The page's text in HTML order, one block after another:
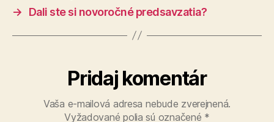
→
Dali ste si novoročné predsavzatia?
Pridaj komentár
Vaša e-mailová adresa nebude zverejnená.
Vyžadované polia sú označené *